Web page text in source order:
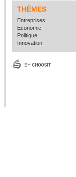
THÈMES
Entreprises
Economie
Politique
Innovation